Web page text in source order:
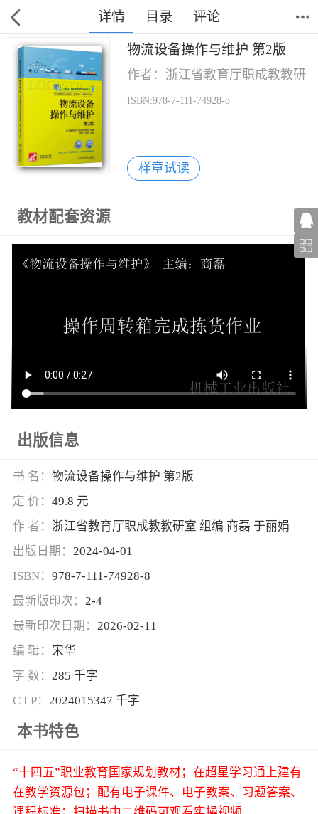
详情 目录 评论
物流设备操作与维护 第2版
作者：浙江省教育厅职成教教研
ISBN:978-7-111-74928-8
样章试读
教材配套资源
出版信息
书 名： 物流设备操作与维护 第2版
定 价： 49.8 元
作 者： 浙江省教育厅职成教教研室 组编 商磊 于丽娟
出版日期： 2024-04-01
ISBN： 978-7-111-74928-8
最新版印次： 2-4
最新印次日期： 2026-02-11
编 辑： 宋华
字 数： 285 千字
C I P： 2024015347 千字
本书特色
“十四五”职业教育国家规划教材；在超星学习通上建有
在教学资源包；配有电子课件、电子教案、习题答案、